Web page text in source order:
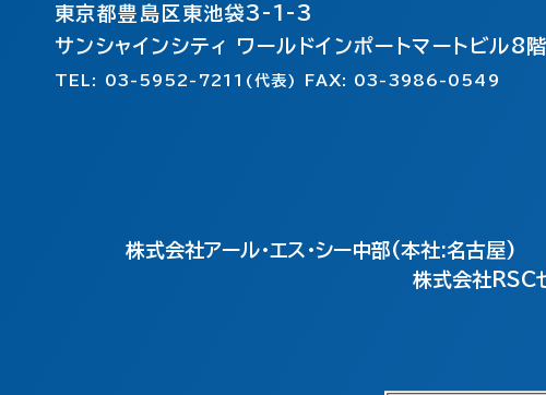
東京都豊島区東池袋3-1-3
サンシャインシティ ワールドインポートマートビル8階
TEL: 03-5952-7211(代表) FAX: 03-3986-0549
株式会社アール・エス・シー中部(本社:名古屋)
株式会社RSC